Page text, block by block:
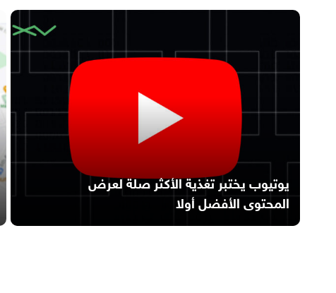
يوتيوب يختبر تغذية الأكثر صلة لعرض
المحتوى الأفضل أولا